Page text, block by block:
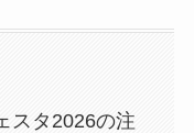
スタ2026の注